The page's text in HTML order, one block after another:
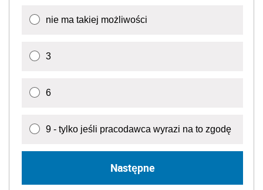
nie ma takiej możliwości
3
6
9 - tylko jeśli pracodawca wyrazi na to zgodę
Następne